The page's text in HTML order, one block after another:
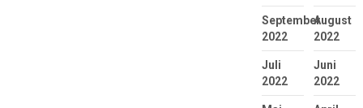
September
2022
August
2022
Juli
2022
Juni
2022